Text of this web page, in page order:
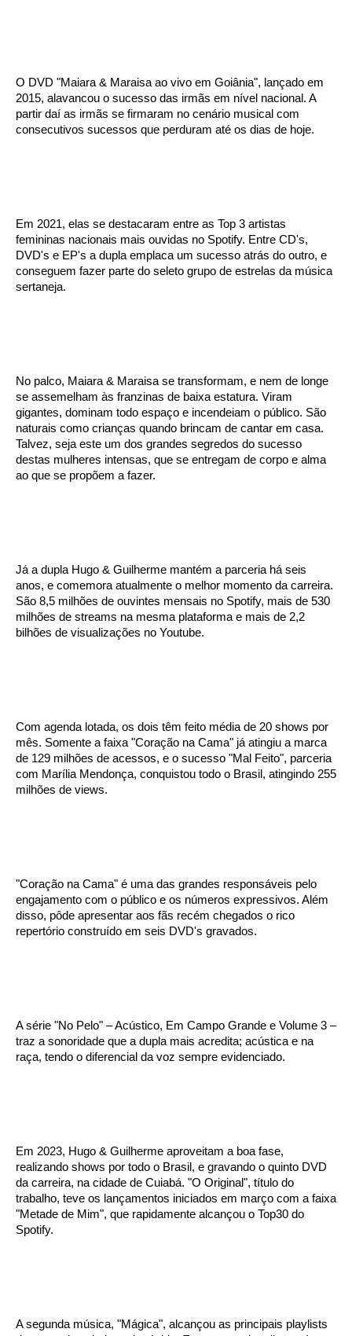
O DVD "Maiara & Maraisa ao vivo em Goiânia", lançado em
2015, alavancou o sucesso das irmãs em nível nacional. A
partir daí as irmãs se firmaram no cenário musical com
consecutivos sucessos que perduram até os dias de hoje.
Em 2021, elas se destacaram entre as Top 3 artistas
femininas nacionais mais ouvidas no Spotify. Entre CD's,
DVD's e EP's a dupla emplaca um sucesso atrás do outro, e
conseguem fazer parte do seleto grupo de estrelas da música
sertaneja.
No palco, Maiara & Maraisa se transformam, e nem de longe
se assemelham às franzinas de baixa estatura. Viram
gigantes, dominam todo espaço e incendeiam o público. São
naturais como crianças quando brincam de cantar em casa.
Talvez, seja este um dos grandes segredos do sucesso
destas mulheres intensas, que se entregam de corpo e alma
ao que se propõem a fazer.
Já a dupla Hugo & Guilherme mantém a parceria há seis
anos, e comemora atualmente o melhor momento da carreira.
São 8,5 milhões de ouvintes mensais no Spotify, mais de 530
milhões de streams na mesma plataforma e mais de 2,2
bilhões de visualizações no Youtube.
Com agenda lotada, os dois têm feito média de 20 shows por
mês. Somente a faixa "Coração na Cama" já atingiu a marca
de 129 milhões de acessos, e o sucesso "Mal Feito", parceria
com Marília Mendonça, conquistou todo o Brasil, atingindo 255
milhões de views.
"Coração na Cama" é uma das grandes responsáveis pelo
engajamento com o público e os números expressivos. Além
disso, pôde apresentar aos fãs recém chegados o rico
repertório construído em seis DVD's gravados.
A série "No Pelo" – Acústico, Em Campo Grande e Volume 3 –
traz a sonoridade que a dupla mais acredita; acústica e na
raça, tendo o diferencial da voz sempre evidenciado.
Em 2023, Hugo & Guilherme aproveitam a boa fase,
realizando shows por todo o Brasil, e gravando o quinto DVD
da carreira, na cidade de Cuiabá. "O Original", título do
trabalho, teve os lançamentos iniciados em março com a faixa
"Metade de Mim", que rapidamente alcançou o Top30 do
Spotify.
A segunda música, "Mágica", alcançou as principais playlists